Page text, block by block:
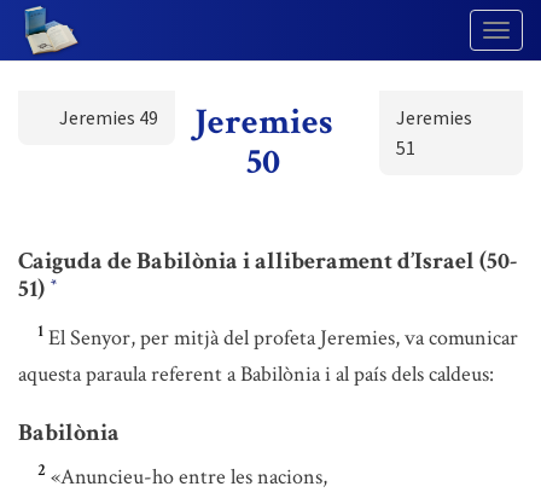
Jeremies 49
Jeremies
50
Jeremies
51
Caiguda de Babilònia i alliberament d’Israel (50-
51) *
1 El Senyor, per mitjà del profeta Jeremies, va comunicar
aquesta paraula referent a Babilònia i al país dels caldeus:
Babilònia
2 «Anuncieu-ho entre les nacions,